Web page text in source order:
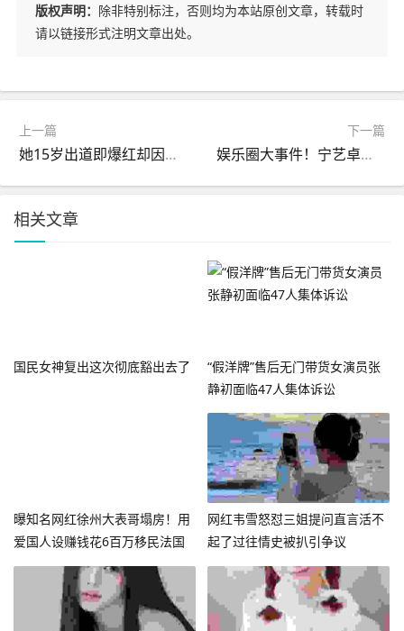
版权声明： 除非特别标注，否则均为本站原创文章，转载时
请以链接形式注明文章出处。
上一篇
她15岁出道即爆红却因不雅照被毁如今男友是我们熟悉的他
下一篇
娱乐圈大事件！宁艺卓夜店风波、蔡琴封麦、星空停播个个炸热搜
相关文章
国民女神复出这次彻底豁出去了
“假洋牌”售后无门带货女演员张
静初面临47人集体诉讼
曝知名网红徐州大表哥塌房！用
爱国人设赚钱花6百万移民法国
网红韦雪怒怼三姐提问直言活不
起了过往情史被扒引争议